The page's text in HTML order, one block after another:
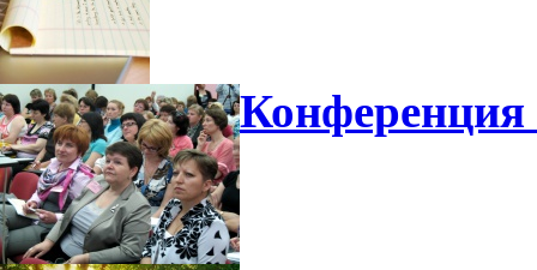
Конференция